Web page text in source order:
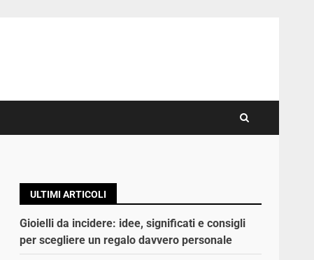
ULTIMI ARTICOLI
Gioielli da incidere: idee, significati e consigli
per scegliere un regalo davvero personale